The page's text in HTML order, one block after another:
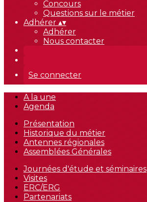
Concours
Questions sur le métier
Adhérer ▴▾
Adhérer
Nous contacter
Se connecter
A la une
Agenda
Présentation
Historique du métier
Antennes régionales
Assemblées Générales
Journées d'étude et séminaires
Visites
ERC/ERG
Partenariats